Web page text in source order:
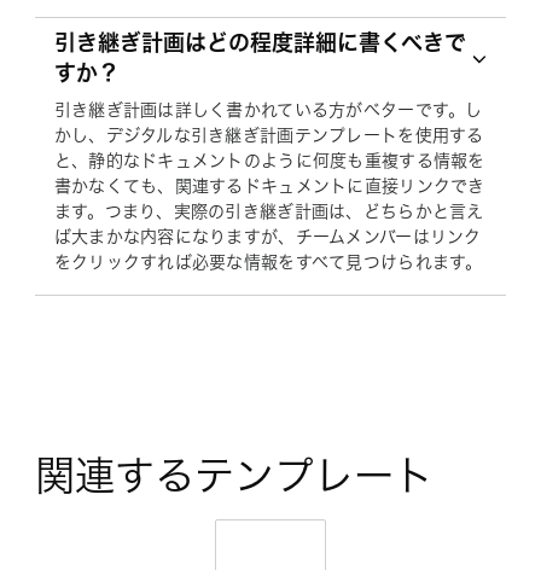
引き継ぎ計画はどの程度詳細に書くべきで
すか？
引き継ぎ計画は詳しく書かれている方がベターです。し
かし、デジタルな引き継ぎ計画テンプレートを使用する
と、静的なドキュメントのように何度も重複する情報を
書かなくても、関連するドキュメントに直接リンクでき
ます。つまり、実際の引き継ぎ計画は、どちらかと言え
ば大まかな内容になりますが、チームメンバーはリンク
をクリックすれば必要な情報をすべて見つけられます。
関連するテンプレート